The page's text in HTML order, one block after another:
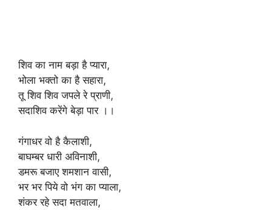
शिव का नाम बड़ा है प्यारा,
भोला भक्तो का है सहारा,
तू शिव शिव जपले रे प्राणी,
सदाशिव करेंगे बेड़ा पार ।।
गंगाधर वो है कैलाशी,
बाघम्बर धारी अविनाशी,
डमरू बजाए शमशान वासी,
भर भर पिये वो भंग का प्याला,
शंकर रहे सदा मतवाला,